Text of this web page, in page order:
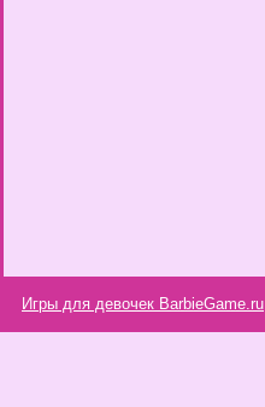
Игры для девочек BarbieGame.ru